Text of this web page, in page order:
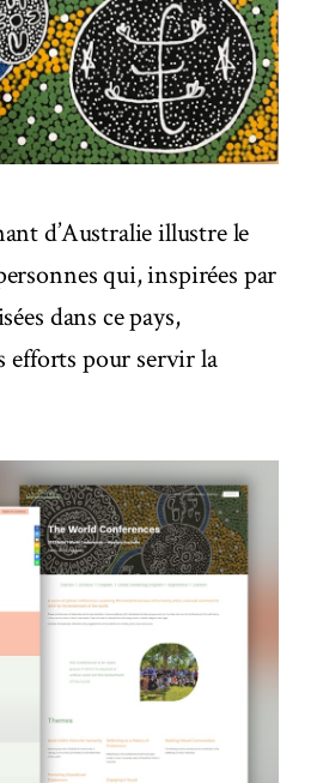
d’Australie illustre le
qui, inspirées par
dans ce pays,
efforts pour servir la